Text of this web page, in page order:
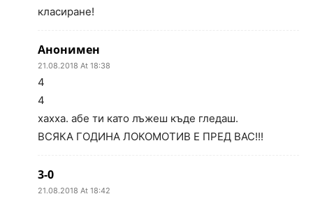
класиране!
Анонимен
21.08.2018 At 18:38
4
4
хахха. абе ти като лъжеш къде гледаш.
ВСЯКА ГОДИНА ЛОКОМОТИВ Е ПРЕД ВАС!!!
3-0
21.08.2018 At 18:42